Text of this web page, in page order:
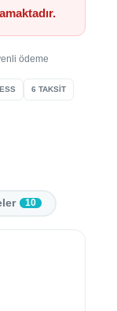
ödeme
6 TAKSİT
10